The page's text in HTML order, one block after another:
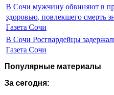
В Сочи мужчину обвиняют в
здоровью, повлекшего смерть
Газета Сочи
В Сочи Росгвардейцы
Газета Сочи
Популярные материалы
За сегодня: